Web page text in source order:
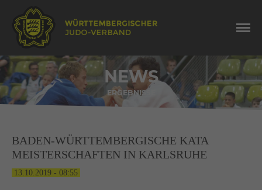
NEWS
ERGEBNISSE
BADEN-WÜRTTEMBERGISCHE KATA
MEISTERSCHAFTEN IN KARLSRUHE
13.10.2019 - 08:55